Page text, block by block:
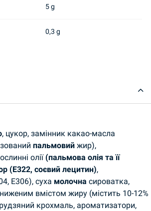
5 g
0,3 g
, цукор, замінник какао-масла
пальмовий жир),
олії (пальмова олія та її
(E322, соєвий лецитин),
E306), суха молочна сироватка,
вмістом жиру (містить 10-12%
крохмаль, ароматизатори,